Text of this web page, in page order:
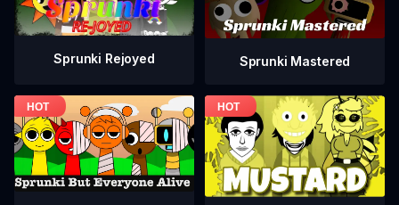
Sprunki Rejoyed Sprunki Mastered